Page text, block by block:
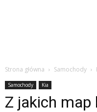
Strona główna Samochody
Samochody Kia
Z jakich map